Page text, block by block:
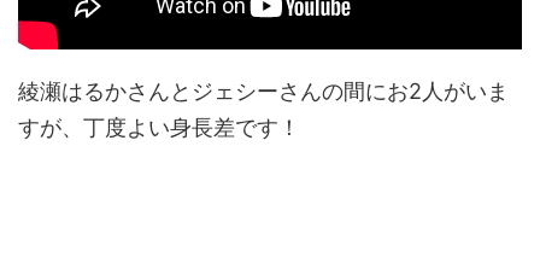
綾瀬はるかさんとジェシーさんの間にお2人がいま
すが、丁度よい身長差です！